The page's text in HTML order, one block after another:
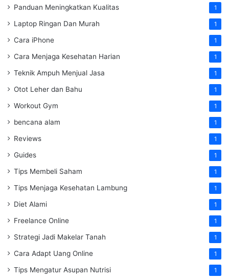
Panduan Meningkatkan Kualitas 1
Laptop Ringan Dan Murah 1
Cara iPhone 1
Cara Menjaga Kesehatan Harian 1
Teknik Ampuh Menjual Jasa 1
Otot Leher dan Bahu 1
Workout Gym 1
bencana alam 1
Reviews 1
Guides 1
Tips Membeli Saham 1
Tips Menjaga Kesehatan Lambung 1
Diet Alami 1
Freelance Online 1
Strategi Jadi Makelar Tanah 1
Cara Adapt Uang Online 1
Tips Mengatur Asupan Nutrisi 1